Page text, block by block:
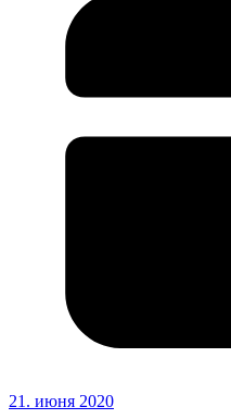
21. июня 2020